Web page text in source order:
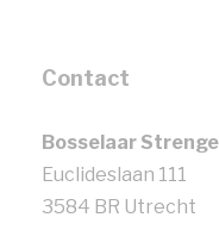
Contact
Bosselaar
Euclideslaan 111
3584 BR Utrecht